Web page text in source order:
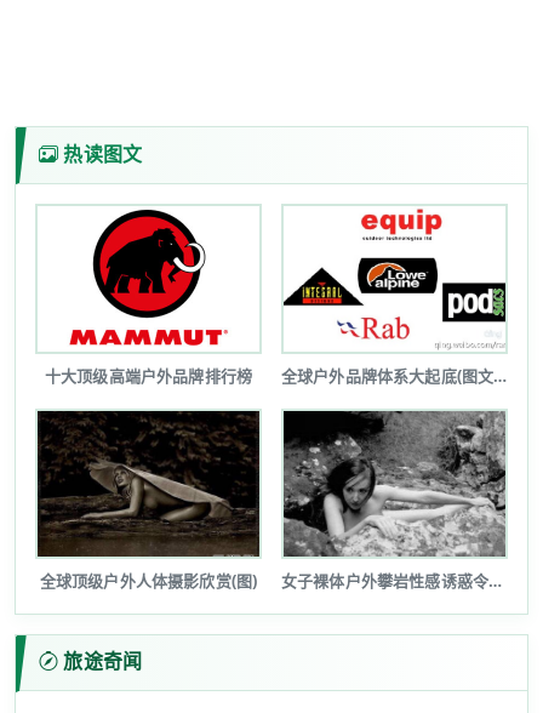
热读图文
十大顶级高端户外品牌排行榜 全球户外品牌体系大起底(图文详解)
全球顶级户外人体摄影欣赏(图) 女子裸体户外攀岩性感诱惑令人瞠目(图...
旅途奇闻